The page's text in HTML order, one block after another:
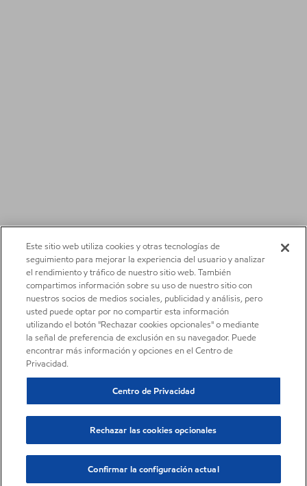
Este sitio web utiliza cookies y otras tecnologías de
seguimiento para mejorar la experiencia del usuario y analizar
el rendimiento y tráfico de nuestro sitio web. También
compartimos información sobre su uso de nuestro sitio con
nuestros socios de medios sociales, publicidad y análisis, pero
usted puede optar por no compartir esta información
utilizando el botón "Rechazar cookies opcionales" o mediante
la señal de preferencia de exclusión en su navegador. Puede
encontrar más información y opciones en el Centro de
Privacidad.
Centro de Privacidad
Rechazar las cookies opcionales
Confirmar la configuración actual